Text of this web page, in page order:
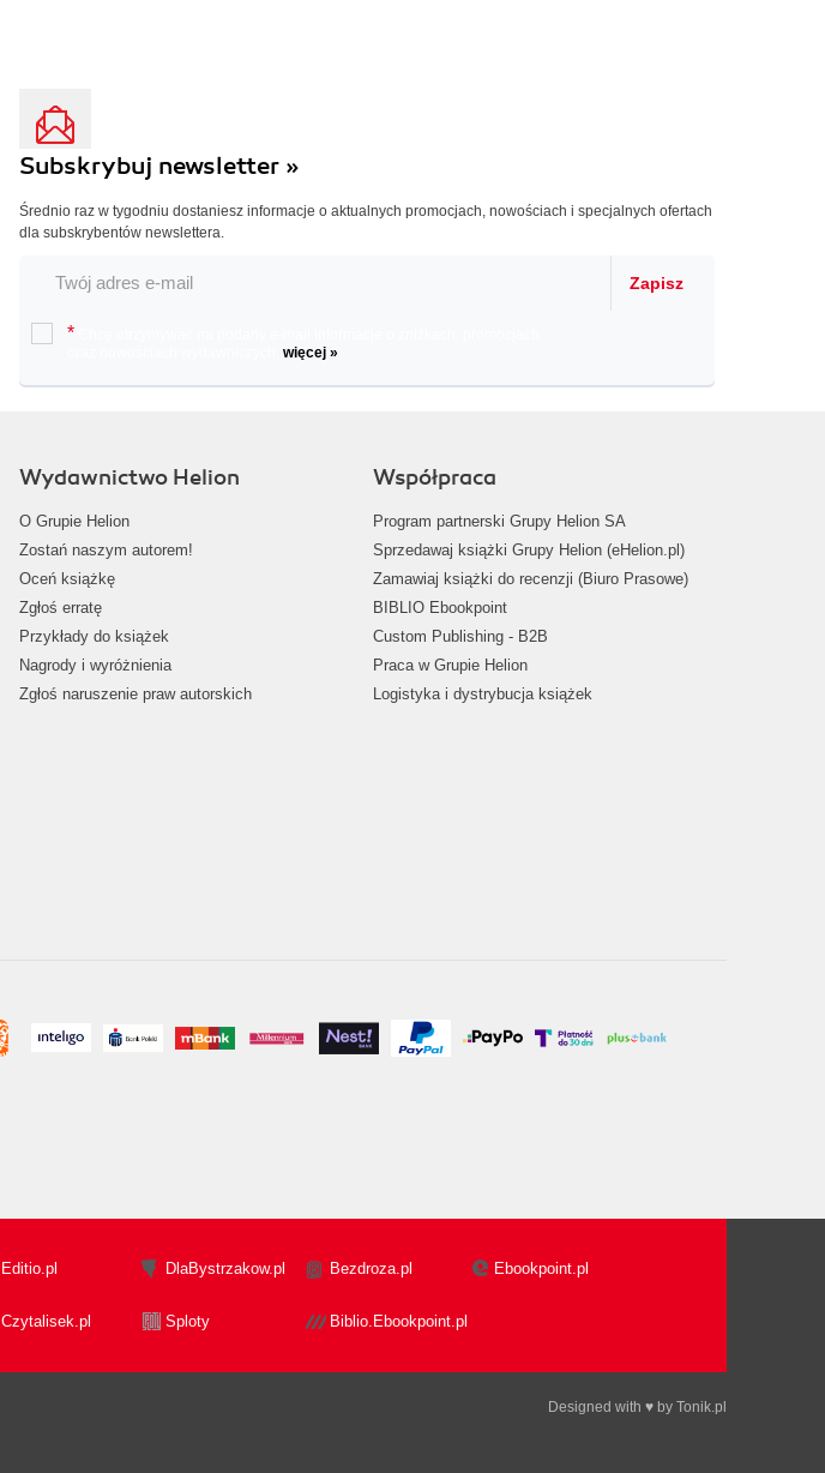
Subskrybuj newsletter »
Średnio raz w tygodniu dostaniesz informacje o aktualnych promocjach, nowościach i specjalnych ofertach
dla subskrybentów newslettera.
Zapisz
*
więcej »
Wydawnictwo Helion
O Grupie Helion
Zostań naszym autorem!
Oceń książkę
Zgłoś erratę
Przykłady do książek
Nagrody i wyróżnienia
Zgłoś naruszenie praw autorskich
Współpraca
Program partnerski Grupy Helion SA
Sprzedawaj książki Grupy Helion (eHelion.pl)
Zamawiaj książki do recenzji (Biuro Prasowe)
BIBLIO Ebookpoint
Custom Publishing - B2B
Praca w Grupie Helion
Logistyka i dystrybucja książek
Editio.pl DlaBystrzakow.pl Bezdroza.pl Ebookpoint.pl
Czytalisek.pl Sploty Biblio.Ebookpoint.pl
Designed with ♥ by Tonik.pl